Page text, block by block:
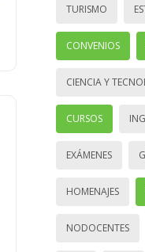
TURISMO
CONVENIOS
CIENCIA Y
CURSOS
EXÁMENES
HOMENAJES
NODOCENTES